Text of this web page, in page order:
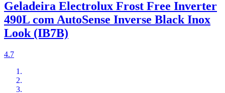
Geladeira Electrolux Frost Free Inverter
490L com AutoSense Inverse Black Inox
Look (IB7B)
4.7